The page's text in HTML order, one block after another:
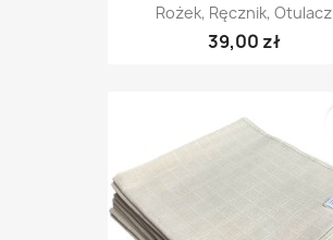
Rożek, Ręcznik, Otulacz
39,00 zł